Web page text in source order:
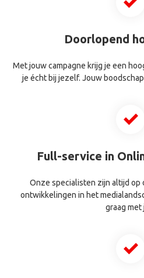
Doorlopend
Met jouw campagne krijg je een
je écht bij jezelf. Jouw
Full-service in
Onze specialisten zijn altijd op
ontwikkelingen in het
graag met